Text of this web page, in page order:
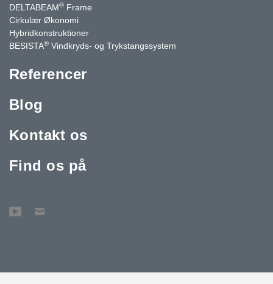
DELTABEAM® Frame
Cirkulær Økonomi
Hybridkonstruktioner
BESISTA® Vindkryds- og Trykstangssystem
Referencer
Blog
Kontakt os
Find os på